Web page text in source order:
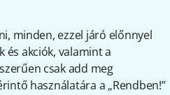
minden, ezzel járó előnnyel
és akciók, valamint a
csak add meg
használatára a „Rendben!”